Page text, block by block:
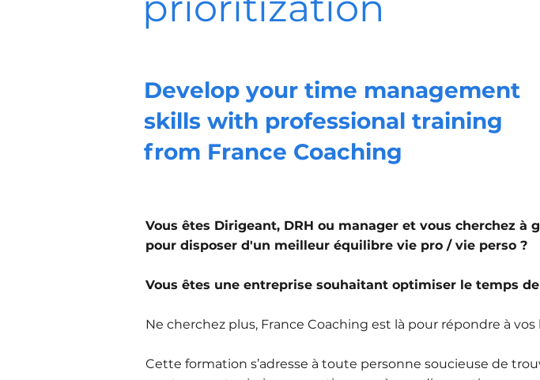
Develop your time management
skills with professional training
from France Coaching
Vous êtes Dirigeant, DRH ou manager et vous cherchez
pour disposer d'un meilleur équilibre vie pro / vie perso ?
Vous êtes une entreprise souhaitant optimiser le temps
Ne cherchez plus, France Coaching est là pour répondre à
Cette formation s’adresse à toute personne soucieuse de